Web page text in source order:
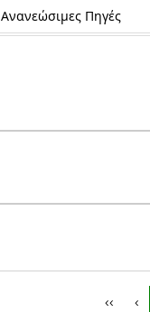
Ανανεώσιμες Πηγές
‹‹ ‹